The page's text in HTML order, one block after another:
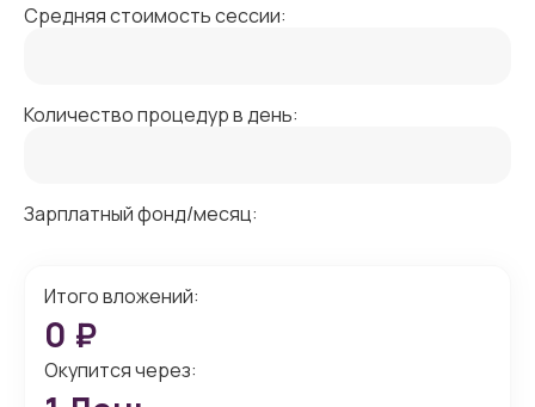
Средняя стоимость сессии:
Количество процедур в день:
Зарплатный фонд/месяц:
Итого вложений:
0 ₽
Окупится через: